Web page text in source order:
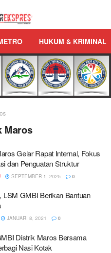
HUKUM & KRIMINAL
Maros
Gelar Rapat Internal, Fokus
dan Penguatan Struktur
SEPTEMBER 1, 2025 0
LSM GMBI Berikan Bantuan
JANUARI 8, 2021 0
Distrik Maros Bersama
Nasi Kotak